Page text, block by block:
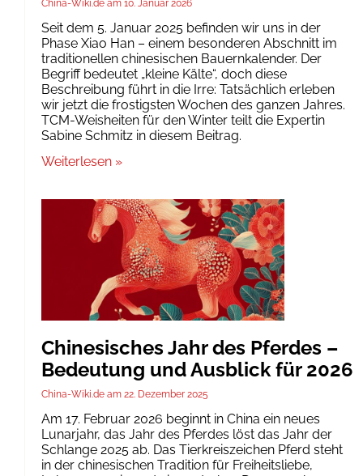
China-Wiki.de 10. Januar 2026
Seit dem 5. Januar 2025 befinden wir uns in der
Phase Xiao Han – einem besonderen Abschnitt im
traditionellen chinesischen Bauernkalender. Der
Begriff bedeutet „kleine Kälte“, doch diese
Beschreibung führt in die Irre: Tatsächlich erleben
wir jetzt die frostigsten Wochen des ganzen Jahres.
TCM-Weisheiten für den Winter teilt die Expertin
Sabine Schmitz in diesem Beitrag.
Weiterlesen »
Chinesisches Jahr des Pferdes –
Bedeutung und Ausblick für 2026
China-Wiki.de 22. Dezember 2025
Am 17. Februar 2026 beginnt in China ein neues
Lunarjahr, das Jahr des Pferdes löst das Jahr der
Schlange 2025 ab. Das Tierkreiszeichen Pferd steht
in der chinesischen Tradition für Freiheitsliebe,